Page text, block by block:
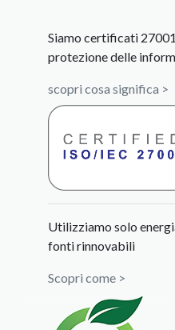
Siamo certificati
protezione delle
scopri cosa significa >
Utilizziamo solo
fonti rinnovabili
Scopri come >